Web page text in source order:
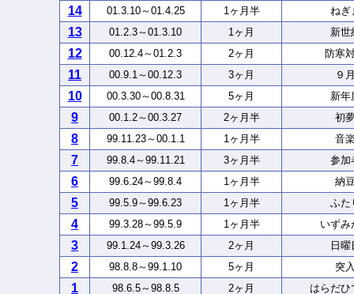
14 01.3.10～01.4.25 1ヶ月半 ねぎ
13 01.2.3～01.3.10 1ヶ月 新世
12 00.12.4～01.2.3 2ヶ月 防寒
11 00.9.1～00.12.3 3ヶ月 ９
10 00.3.30～00.8.31 5ヶ月 新年
9 00.1.2～00.3.27 2ヶ月半 初
8 99.11.23～00.1.1 1ヶ月半 音
7 99.8.4～99.11.21 3ヶ月半 参加
6 99.6.24～99.8.4 1ヶ月半 納
5 99.5.9～99.6.23 1ヶ月半 ふた
4 99.3.28～99.5.9 1ヶ月半 いずみ
3 99.1.24～99.3.26 2ヶ月 日曜
2 98.8.8～99.1.10 5ヶ月 突
1 98.6.5～98.8.5 2ヶ月 はらだひ